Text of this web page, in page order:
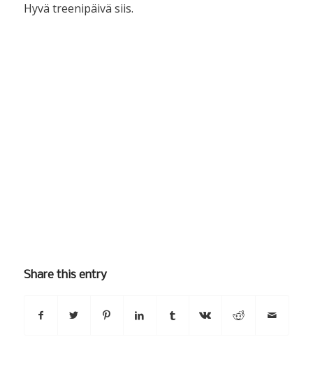
Hyvä treenipäivä siis.
Share this entry